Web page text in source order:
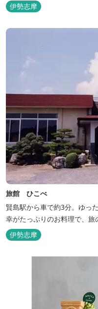
伊勢志摩
旅館 ひこべ
賢島駅から車で約3分。ゆっ
幸がたっぷりのお料理で、旅
伊勢志摩